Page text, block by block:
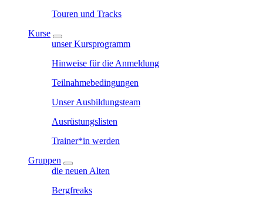
Touren und Tracks
Kurse
unser Kursprogramm
Hinweise für die Anmeldung
Teilnahmebedingungen
Unser Ausbildungsteam
Ausrüstungslisten
Trainer*in werden
Gruppen
die neuen Alten
Bergfreaks